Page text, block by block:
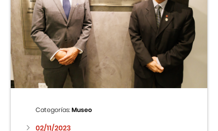
Categorías:Museo
02/11/2023